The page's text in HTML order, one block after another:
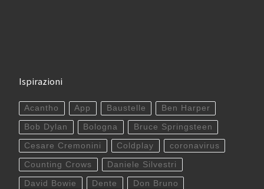
Ispirazioni
Acantho App Baustelle Ben Harper
Bob Dylan Bologna Bruce Springsteen
Cesare Cremonini Coldplay coronavirus
Counting Crows Daniele Silvestri
David Bowie Dente Don Bruno